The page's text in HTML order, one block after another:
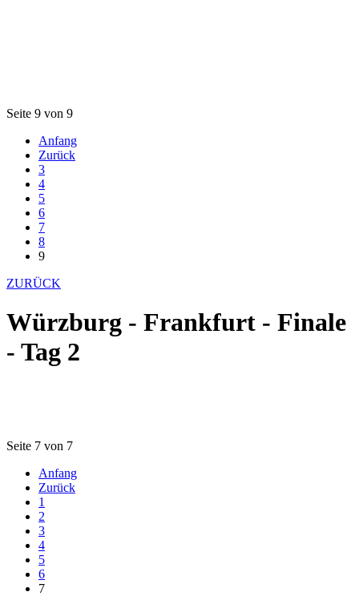
Seite 9 von 9
Anfang
Zurück
3
4
5
6
7
8
9
ZURÜCK
Würzburg - Frankfurt - Finale
- Tag 2
Seite 7 von 7
Anfang
Zurück
1
2
3
4
5
6
7